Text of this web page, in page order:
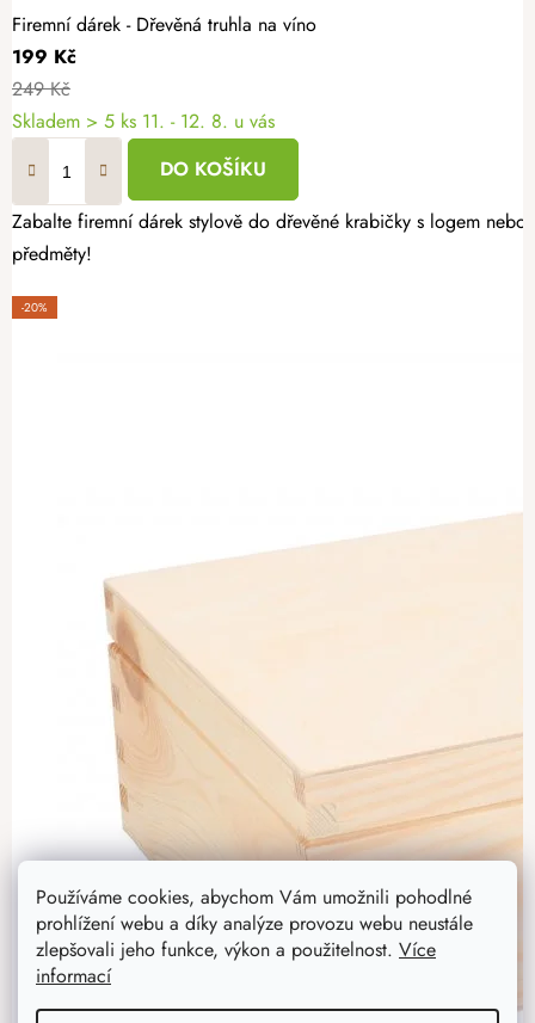
Používáme cookies, abychom Vám umožnili pohodlné
prohlížení webu a díky analýze provozu webu neustále
zlepšovali jeho funkce, výkon a použitelnost. Více
informací
Firemní dárek - Dřevěná truhla na víno
199 Kč
249 Kč
Skladem > 5 ks 11. - 12. 8. u vás
DO KOŠÍKU
Zabalte firemní dárek stylově do dřevěné krabičky s logem
předměty!
-20%